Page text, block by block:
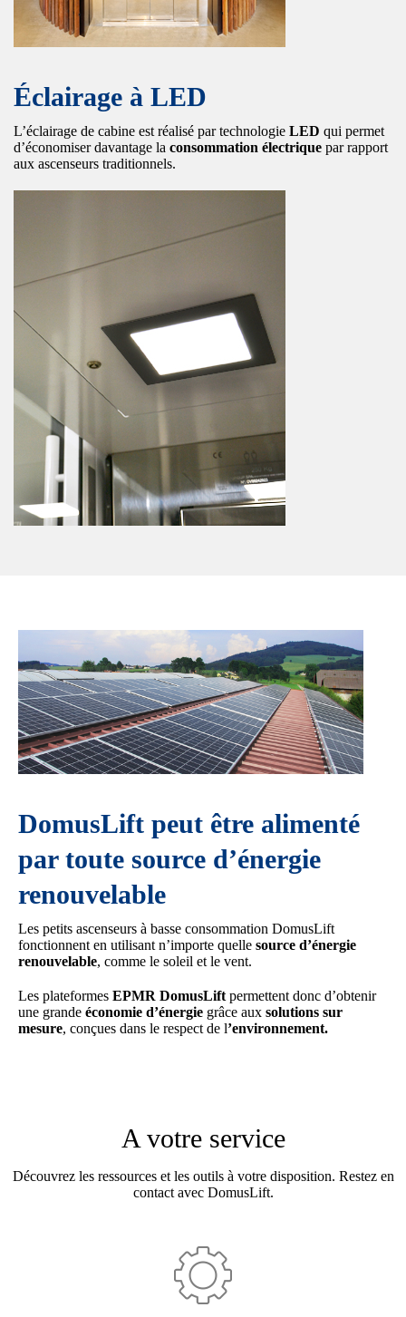
Éclairage à LED
L’éclairage de cabine est réalisé par technologie LED qui permet
d’économiser davantage la consommation électrique par rapport
aux ascenseurs traditionnels.
DomusLift peut être alimenté
par toute source d’énergie
renouvelable
Les petits ascenseurs à basse consommation DomusLift
fonctionnent en utilisant n’importe quelle source d’énergie
renouvelable, comme le soleil et le vent.
Les plateformes EPMR DomusLift permettent donc d’obtenir
une grande économie d’énergie grâce aux solutions sur
mesure, conçues dans le respect de l’environnement.
A votre service
Découvrez les ressources et les outils à votre disposition. Restez en
contact avec DomusLift.